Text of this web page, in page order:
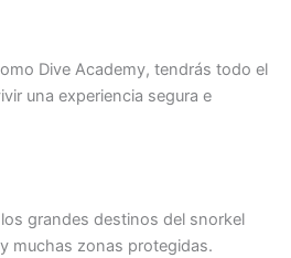
Dive Academy, tendrás todo el
una experiencia segura e
grandes destinos del snorkel
muchas zonas protegidas.